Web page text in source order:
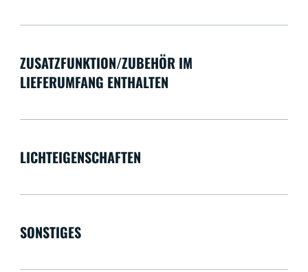
ZUSATZFUNKTION/ZUBEHÖR IM
LIEFERUMFANG ENTHALTEN
LICHTEIGENSCHAFTEN
SONSTIGES